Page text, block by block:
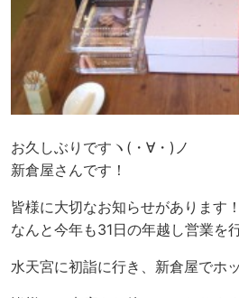
お久しぶりですヽ(・∀・)ノ
新倉屋さんです！
皆様に大切なお知らせがあります！
なんと今年も31日の年越し営業を
水天宮に初詣に行き、新倉屋でホ